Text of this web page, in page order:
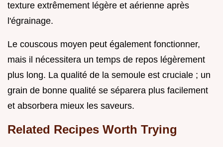
texture extrêmement légère et aérienne après
l'égrainage.
Le couscous moyen peut également fonctionner,
mais il nécessitera un temps de repos légèrement
plus long. La qualité de la semoule est cruciale ; un
grain de bonne qualité se séparera plus facilement
et absorbera mieux les saveurs.
Related Recipes Worth Trying